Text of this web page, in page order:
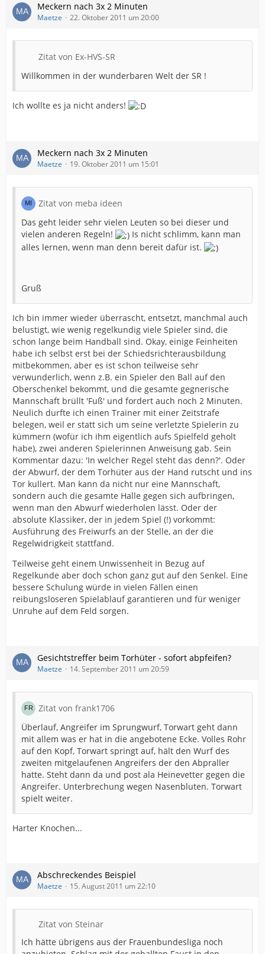
Meckern nach 3x 2 Minuten
Maetze 22. Oktober 2011 um 20:00
Zitat von Ex-HVS-SR
Willkommen in der wunderbaren Welt der SR !
Ich wollte es ja nicht anders!
Meckern nach 3x 2 Minuten
Maetze 19. Oktober 2011 um 15:01
Zitat von meba ideen
Das geht leider sehr vielen Leuten so bei dieser und
vielen anderen Regeln!
Is nicht schlimm, kann man
alles lernen, wenn man denn bereit dafür ist.
Gruß
Ich bin immer wieder überrascht, entsetzt, manchmal auch
belustigt, wie wenig regelkundig viele Spieler sind, die
schon lange beim Handball sind. Okay, einige Feinheiten
habe ich selbst erst bei der Schiedsrichterausbildung
mitbekommen, aber es ist schon teilweise sehr
verwunderlich, wenn z.B. ein Spieler den Ball auf den
Oberschenkel bekommt, und die gesamte gegnerische
Mannschaft brüllt 'Fuß' und fordert auch noch 2 Minuten.
Neulich durfte ich einen Trainer mit einer Zeitstrafe
belegen, weil er statt sich um seine verletzte Spielerin zu
kümmern (wofür ich ihm eigentlich aufs Spielfeld geholt
habe), zwei anderen Spielerinnen Anweisung gab. Sein
Kommentar dazu: 'In welcher Regel steht das denn?'. Oder
der Abwurf, der dem Torhüter aus der Hand rutscht und ins
Tor kullert. Man kann da nicht nur eine Mannschaft,
sondern auch die gesamte Halle gegen sich aufbringen,
wenn man den Abwurf wiederholen lässt. Oder der
absolute Klassiker, der in jedem Spiel (!) vorkommt:
Ausführung des Freiwurfs an der Stelle, an der die
Regelwidrigkeit stattfand.
Teilweise geht einem Unwissenheit in Bezug auf
Regelkunde aber doch schon ganz gut auf den Senkel. Eine
bessere Schulung würde in vielen Fällen einen
reibungsloseren Spielablauf garantieren und für weniger
Unruhe auf dem Feld sorgen.
Gesichtstreffer beim Torhüter - sofort abpfeifen?
Maetze 14. September 2011 um 20:59
Zitat von frank1706
Überlauf, Angreifer im Sprungwurf, Torwart geht dann
mit allem was er hat in die angebotene Ecke. Volles Rohr
auf den Kopf, Torwart springt auf, hält den Wurf des
zweiten mitgelaufenen Angreifers der den Abpraller
hatte. Steht dann da und post ala Heinevetter gegen die
Angreifer. Unterbrechung wegen Nasenbluten. Torwart
spielt weiter.
Harter Knochen...
Abschreckendes Beispiel
Maetze 15. August 2011 um 22:10
Zitat von Steinar
Ich hätte übrigens aus der Frauenbundesliga noch